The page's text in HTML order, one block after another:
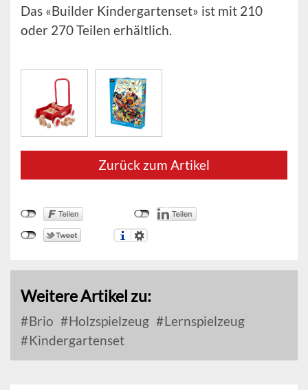
Das «Builder Kindergartenset» ist mit 210
oder 270 Teilen erhältlich.
Zurück zum Artikel
Weitere Artikel zu:
Brio Holzspielzeug
Lernspielzeug
Kindergartenset